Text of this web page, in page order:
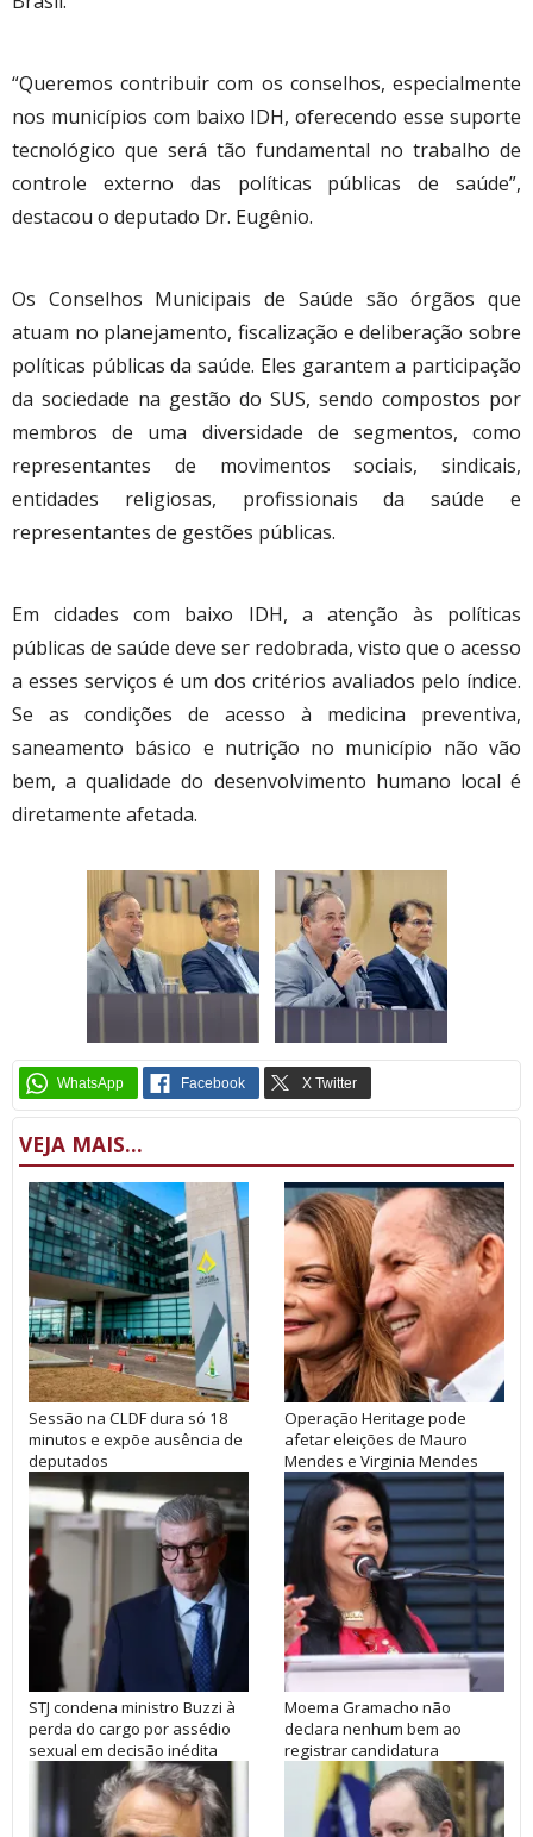
“Queremos contribuir com os conselhos, especialmente
nos municípios com baixo IDH, oferecendo esse suporte
tecnológico que será tão fundamental no trabalho de
controle externo das políticas públicas de saúde”,
destacou o deputado Dr. Eugênio.
Os Conselhos Municipais de Saúde são órgãos que
atuam no planejamento, fiscalização e deliberação sobre
políticas públicas da saúde. Eles garantem a participação
da sociedade na gestão do SUS, sendo compostos por
membros de uma diversidade de segmentos, como
representantes de movimentos sociais, sindicais,
entidades religiosas, profissionais da saúde e
representantes de gestões públicas.
Em cidades com baixo IDH, a atenção às políticas
públicas de saúde deve ser redobrada, visto que o acesso
a esses serviços é um dos critérios avaliados pelo índice.
Se as condições de acesso à medicina preventiva,
saneamento básico e nutrição no município não vão
bem, a qualidade do desenvolvimento humano local é
diretamente afetada.
VEJA MAIS...
Sessão na CLDF dura só 18
minutos e expõe ausência de
deputados
Operação Heritage pode
afetar eleições de Mauro
Mendes e Virginia Mendes
STJ condena ministro Buzzi à
perda do cargo por assédio
sexual em decisão inédita
Moema Gramacho não
declara nenhum bem ao
registrar candidatura